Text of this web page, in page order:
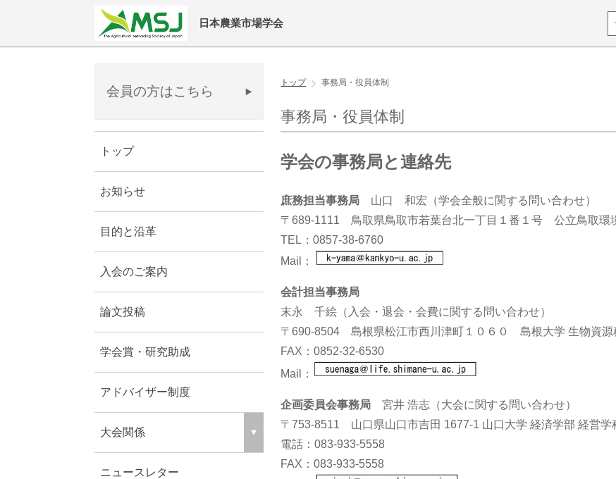
日本農業市場学会
会員の方はこちら
トップ
お知らせ
目的と沿革
入会のご案内
論文投稿
学会賞・研究助成
アドバイザー制度
大会関係
ニュースレター
トップ 事務局・役員体制
事務局・役員体制
学会の事務局と連絡先
庶務担当事務局 山口 和宏（学会全般に関する問い合わせ）
〒689-1111 鳥取県鳥取市若葉台北一丁目１番１号 公立鳥取環
TEL：0857-38-6760
Mail：
会計担当事務局
末永 千絵（入会・退会・会費に関する問い合わせ）
〒690-8504 島根県松江市西川津町１０６０ 島根大学 生物資源
FAX：0852-32-6530
Mail：
企画委員会事務局 宮井 浩志（大会に関する問い合わせ）
〒753-8511 山口県山口市吉田 1677-1 山口大学 経済学部 経営学
電話：083-933-5558
FAX：083-933-5558